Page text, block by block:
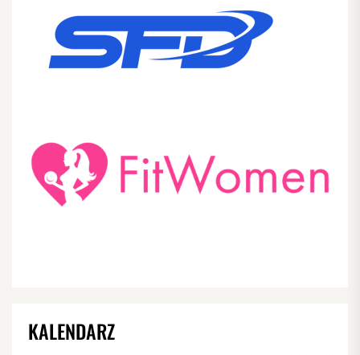
KALENDARZ